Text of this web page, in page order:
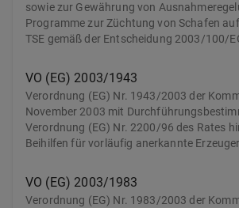
sowie zur Gewährung von
Programme zur Züchtung von Schafen
TSE gemäß der Entscheidung 2003/100/
VO (EG) 2003/1943
Verordnung (EG) Nr. 1943/2003 der
November 2003 mit
Verordnung (EG) Nr. 2200/96 des Rates
Beihilfen für vorläufig anerkannte
VO (EG) 2003/1983
Verordnung (EG) Nr. 1983/2003 der